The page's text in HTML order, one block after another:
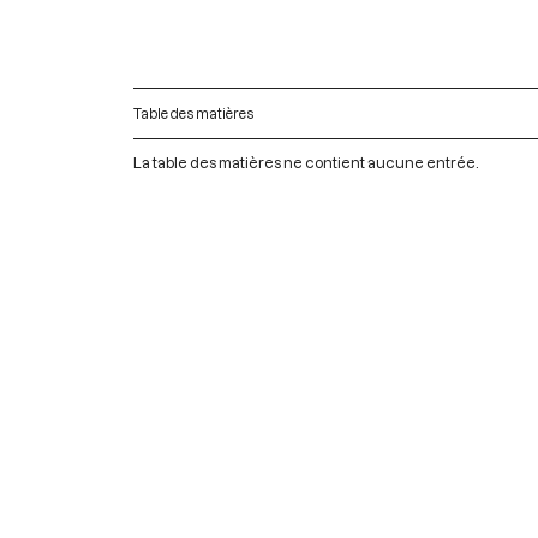
Table des matières
La table des matières ne contient aucune entrée.